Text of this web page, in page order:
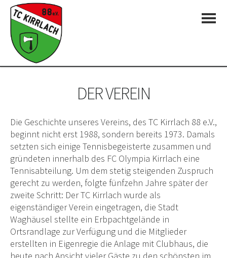
DER VEREIN
Die Geschichte unseres Vereins, des TC Kirrlach 88 e.V.,
beginnt nicht erst 1988, sondern bereits 1973. Damals
setzten sich einige Tennisbegeisterte zusammen und
gründeten innerhalb des FC Olympia Kirrlach eine
Tennisabteilung. Um dem stetig steigenden Zuspruch
gerecht zu werden, folgte fünfzehn Jahre später der
zweite Schritt: Der TC Kirrlach wurde als
eigenständiger Verein eingetragen, die Stadt
Waghäusel stellte ein Erbpachtgelände in
Ortsrandlage zur Verfügung und die Mitglieder
erstellten in Eigenregie die Anlage mit Clubhaus, die